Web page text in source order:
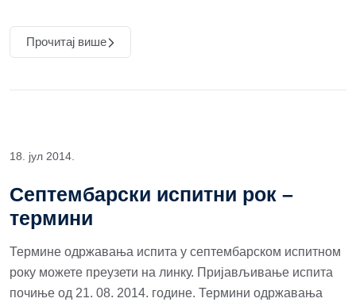
Прочитај више
18. јул 2014.
Септембарски испитни рок –
термини
Термине одржавања испита у септембарском испитном
року можете преузети на линку. Пријављивање испита
почиње од 21. 08. 2014. године. Термини одржавања